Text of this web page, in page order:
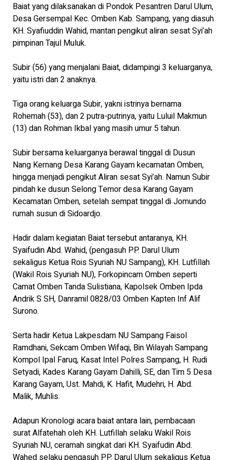
Baiat yang dilaksanakan di Pondok Pesantren Darul Ulum,
Desa Gersempal Kec. Omben Kab. Sampang, yang diasuh
KH. Syafiuddin Wahid, mantan pengikut aliran sesat Syi’ah
pimpinan Tajul Muluk.
Subir (56) yang menjalani Baiat, didampingi 3 keluarganya,
yaitu istri dan 2 anaknya.
Tiga orang keluarga Subir, yakni istrinya bernama
Rohemah (53), dan 2 putra-putrinya, yaitu Luluil Makmun
(13) dan Rohman Ikbal yang masih umur 5 tahun.
Subir bersama keluarganya berawal tinggal di Dusun
Nang Kernang Desa Karang Gayam kecamatan Omben,
hingga menjadi pengikut Aliran sesat Syi’ah. Namun Subir
pindah ke dusun Selong Temor desa Karang Gayam
Kecamatan Omben, setelah sempat tinggal di Jomundo
rumah susun di Sidoardjo.
Hadir dalam kegiatan Baiat tersebut antaranya, KH.
Syaifudin Abd. Wahid, (pengasuh PP. Darul Ulum
sekaligus Ketua Rois Syuriah NU Sampang), KH. Lutfillah
(Wakil Rois Syuriah NU), Forkopincam Omben seperti
Camat Omben Tanda Sulistiana, Kapolsek Omben Ipda
Andrik S SH, Danramil 0828/03 Omben Kapten Inf Alif
Surono.
Serta hadir Ketua Lakpesdam NU Sampang Faisol
Ramdhani, Sekcam Omben Wifaqi, Bin Wilayah Sampang
Kompol Ipal Faruq, Kasat Intel Polres Sampang, H. Rudi
Setyadi, Kades Karang Gayam Dahilli, SE, dan Tim 5 Desa
Karang Gayam, Ust. Mahdi, K. Hafit, Mudehri, H. Abd.
Malik, Muhlis.
Adapun Kronologi acara baiat antara lain, pembacaan
surat Alfatehah oleh KH. Lutfillah selaku Wakil Rois
Syuriah NU, ceramah singkat dari KH. Syaifudin Abd.
Wahed selaku pengasuh PP. Darul Ulum sekaligus Ketua